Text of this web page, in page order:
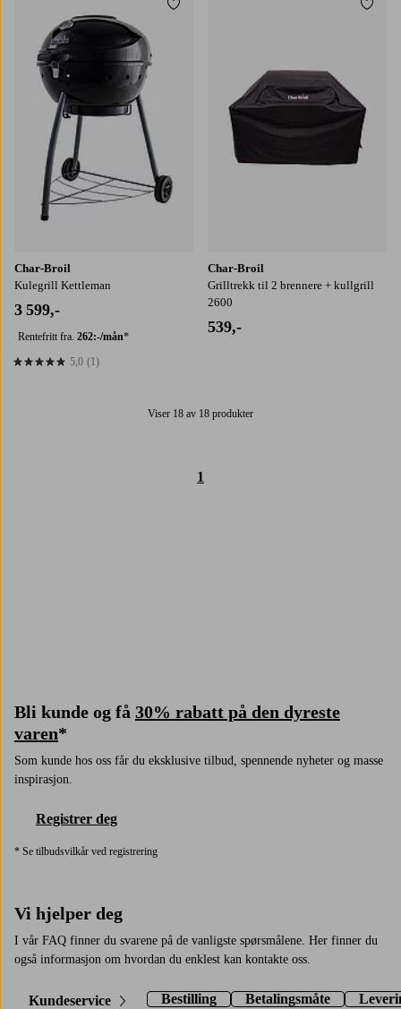
Char-Broil
Kulegrill Kettleman
3 599,-
Rentefritt fra. 262:-/mån*
5,0 basert på 1 karaktergivninger
5,0 (1)
Legg til favoritter
Char-Broil
Grilltrekk til 2 brennere + kullgrill
2600
539,-
Viser 18 av 18 produkter
1
Bli kunde og få 30% rabatt på den dyreste
varen*
Som kunde hos oss får du eksklusive tilbud, spennende nyheter og masse
inspirasjon.
Registrer deg
* Se tilbudsvilkår ved registrering
Vi hjelper deg
I vår FAQ finner du svarene på de vanligste spørsmålene. Her finner du
også informasjon om hvordan du enklest kan kontakte oss.
Kundeservice Bestilling Betalingsmåte